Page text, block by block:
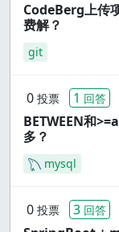
CodeBerg上传
费解？
git
0 投票 1 回答
BETWEEN和
多？
mysql
0 投票 3 回答